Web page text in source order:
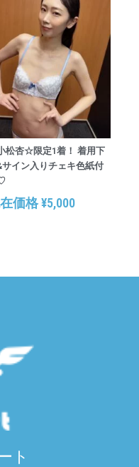
松杏☆限定1着！ 着用下
サイン入りチェキ色紙付
価格¥5,000
ト